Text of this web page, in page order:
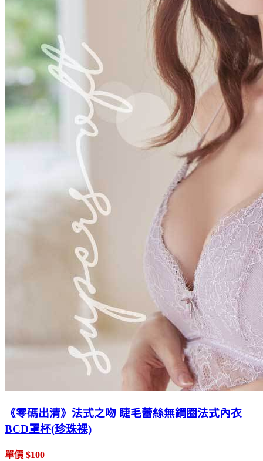
《零碼出清》法式之吻 睫毛蕾絲無鋼圈法式內衣
BCD罩杯(珍珠裸)
單價 $100